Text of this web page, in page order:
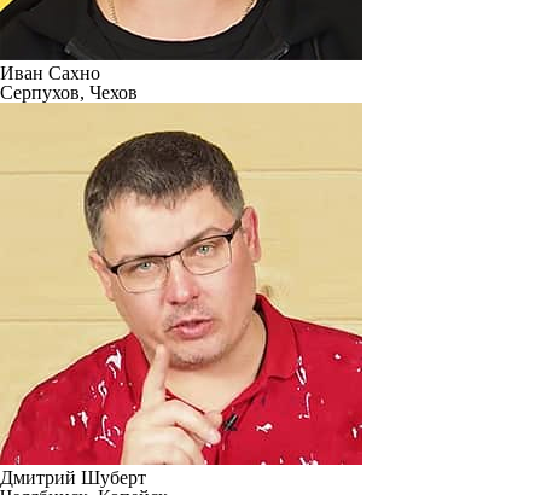
Иван Сахно
Серпухов, Чехов
Дмитрий Шуберт